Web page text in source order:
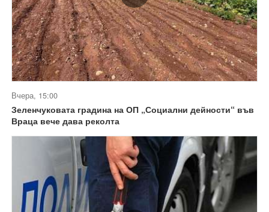
Вчера, 15:00
Зеленчуковата градина на ОП „Социални дейности“ във
Враца вече дава реколта